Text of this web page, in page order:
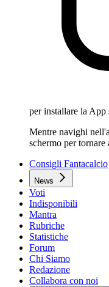
per installare la App
Mentre navighi
schermo per tornare
Consigli Fantacalcio
News
Voti
Indisponibili
Mantra
Rubriche
Statistiche
Forum
Chi Siamo
Redazione
Collabora con noi